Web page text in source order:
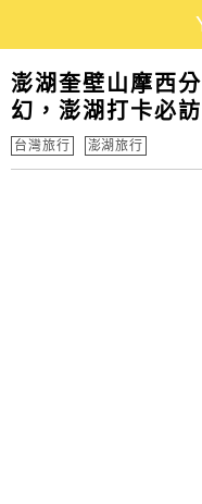
澎湖奎壁山摩西
幻，澎湖打卡必訪
台灣旅行 澎湖旅行